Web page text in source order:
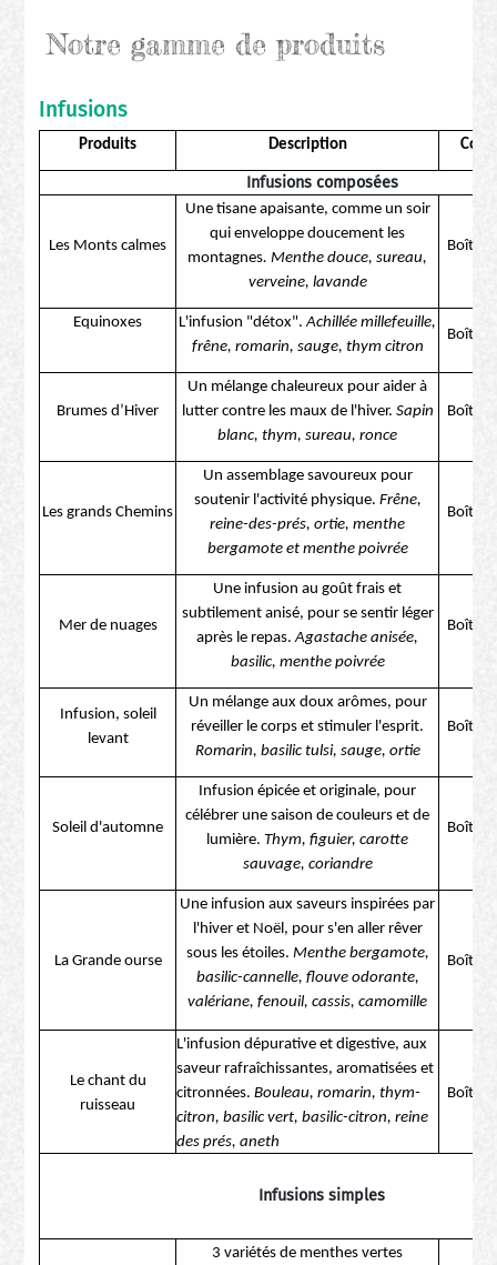
Notre gamme de produits
Infusions
Produits Description
Infusions composées
Les Monts calmes
Une tisane apaisante, comme un soir
qui enveloppe doucement les
montagnes.Menthe douce, sureau,
verveine, lavande
Boîte
Equinoxes L'infusion "détox".Achillée millefeuille,
frêne, romarin, sauge, thym citron
Boîte
Brumes d’Hiver
Un mélange chaleureux pour aider à
lutter contre les maux de l'hiver. Sapin
blanc, thym, sureau, ronce
Boîte
Les grands Chemins
Un assemblage savoureux pour
soutenir l'activité physique. Frêne,
reine-des-prés, ortie, menthe
bergamote et menthe poivrée
Boîte
Mer de nuages
Une infusion au goût frais et
subtilement anisé, pour se sentir léger
après le repas.Agastache anisée,
basilic, menthe poivrée
Boîte
Infusion, soleil
levant
Un mélange aux doux arômes, pour
réveiller le corps et stimuler l'esprit.
Romarin, basilic tulsi, sauge, ortie
Boîte
Soleil d'automne
Infusion épicée et originale, pour
célébrer une saison de couleurs et de
lumière.Thym, figuier, carotte
sauvage, coriandre
Boîte
La Grande ourse
Une infusion aux saveurs inspirées par
l'hiver et Noël, pour s'en aller rêver
sous les étoiles. Menthe bergamote,
basilic-cannelle, flouve odorante,
valériane, fenouil, cassis, camomille
Boîte
Le chant du
ruisseau
L'infusion dépurative et digestive, aux
saveur rafraîchissantes, aromatisées et
citronnées.Bouleau, romarin, thym-
citron, basilic vert, basilic-citron, reine
des prés, aneth
Boîte
Infusions simples
3 variétés de menthes vertes